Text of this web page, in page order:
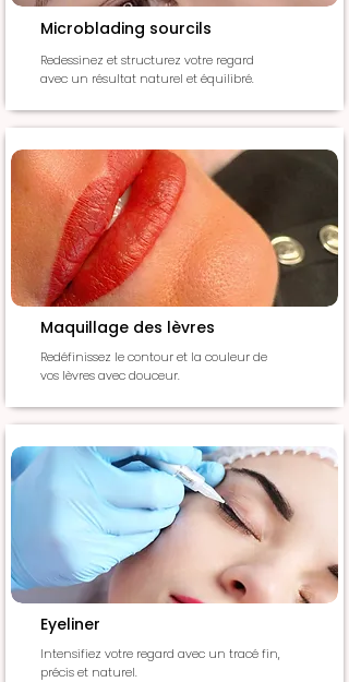
Microblading sourcils
Redessinez et structurez votre regard
avec un résultat naturel et équilibré.
Maquillage des lèvres
Redéfinissez le contour et la couleur de
vos lèvres avec douceur.
Eyeliner
Intensifiez votre regard avec un tracé fin,
précis et naturel.